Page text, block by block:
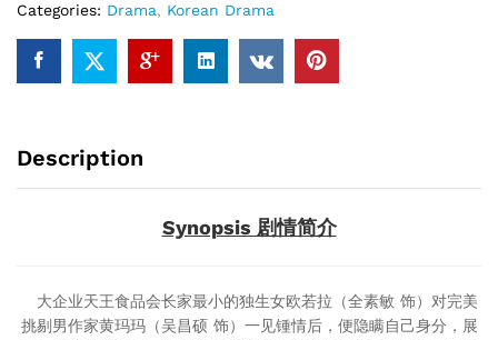
中
文
幕
quantity
Categories: Drama, Korean Drama
Description
Synopsis 剧情简介
大企业天王食品会长家最小的独生女欧若拉（全素敏 饰）对完美
挑剔男作家黄玛玛（吴昌硕 饰）一见锺情后，便隐瞒自己身分，展